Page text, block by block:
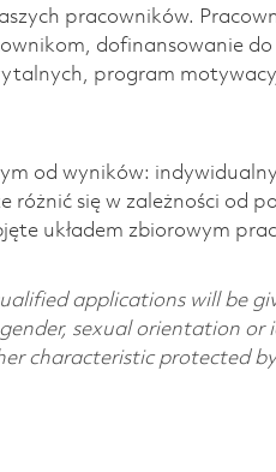
pracowników.
dofinansowanie do
program
od wyników:
różnić się w zależności od
układem zbiorowym
applications will be
sexual orientation or
characteristic protected